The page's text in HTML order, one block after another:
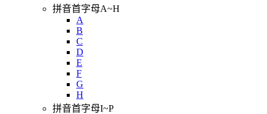
拼音首字母A~H
A
B
C
D
E
F
G
H
拼音首字母I~P